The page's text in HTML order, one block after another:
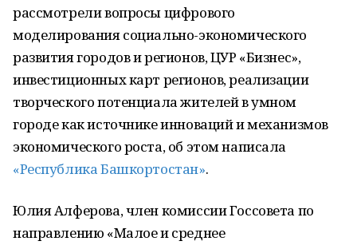
рассмотрели вопросы цифрового
моделирования социально-экономического
развития городов и регионов, ЦУР «Бизнес»,
инвестиционных карт регионов, реализации
творческого потенциала жителей в умном
городе как источнике инноваций и механизмов
экономического роста, об этом написала
«Республика Башкортостан».
Юлия Алферова, член комиссии Госсовета по
направлению «Малое и среднее